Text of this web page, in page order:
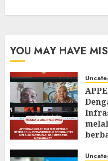
YOU MAY HAVE